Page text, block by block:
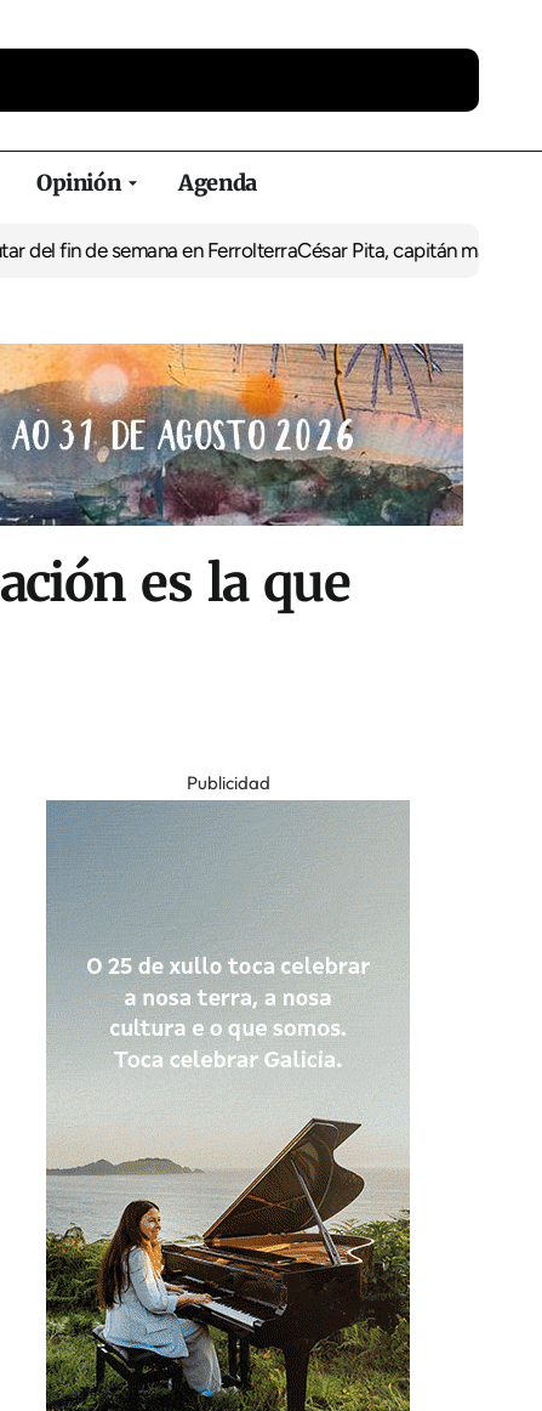
Opinión Agenda
de semana en FerrolterraCésar Pita, capitán marítimo de
es la que
Publicidad